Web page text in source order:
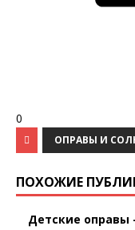
0
ОПРАВЫ И
ПОХОЖИЕ
Детские оправы